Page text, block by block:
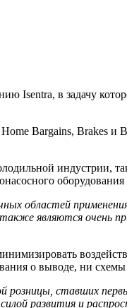
Isentra, в задачу
Bargains, Brakes и
индустрии,
областей
являются очень
о выводе, ни
розницы, ставших
развития и